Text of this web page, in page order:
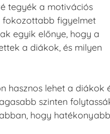
tegyék a motivációs
fokozottabb figyelmet
egyik előnye, hogy a
a diákok, és milyen
hasznos lehet a diákok
szinten
hogy